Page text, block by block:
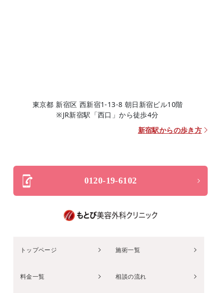
東京都 新宿区 西新宿1-13-8 朝日新宿ビル10階
※JR新宿駅「西口」から徒歩4分
新宿駅からの歩き方
0120-19-6102
トップページ 施術一覧
料金一覧 相談の流れ